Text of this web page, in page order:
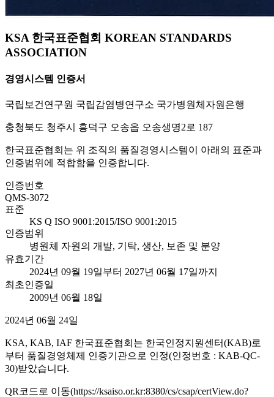
KSA 한국표준협회 KOREAN STANDARDS
ASSOCIATION
경영시스템 인증서
국립보건연구원 국립감염병연구소 국가병원체자원은행
충청북도 청주시 흥덕구 오송읍 오송생명2로 187
한국표준협회는 위 조직의 품질경영시스템이 아래의 표준과
인증범위에 적합함을 인증합니다.
인증번호
QMS-3072
표준
KS Q ISO 9001:2015/ISO 9001:2015
인증범위
병원체 자원의 개발, 기탁, 생산, 보존 및 분양
유효기간
2024년 09월 19일부터 2027년 06월 17일까지
최초인증일
2009년 06월 18일
2024년 06월 24일
KSA, KAB, IAF 한국표준협회는 한국인정지원센터(KAB)로
부터 품질경영체제 인증기관으로 인정(인정번호 : KAB-QC-
30)받았습니다.
QR코드로 이동(https://ksaiso.or.kr:8380/cs/csap/certView.do?